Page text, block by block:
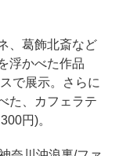
、葛飾北斎など
浮かべた作品
で展示。さらに
た、カフェラテ
円)。